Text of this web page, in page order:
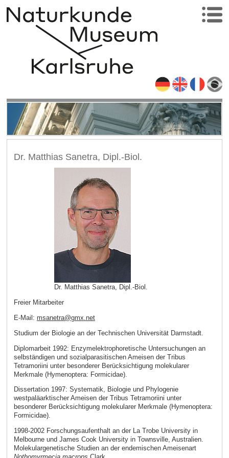
Dr. Matthias Sanetra, Dipl.-Biol.
Dr. Matthias Sanetra, Dipl.-Biol.
Freier Mitarbeiter
E-Mail: msanetra@gmx.net
Studium der Biologie an der Technischen Universität Darmstadt.
Diplomarbeit 1992: Enzymelektrophoretische Untersuchungen an
selbständigen und sozialparasitischen Ameisen der Tribus
Tetramoriini unter besonderer Berücksichtigung molekularer
Merkmale (Hymenoptera: Formicidae).
Dissertation 1997: Systematik, Biologie und Phylogenie
westpaläarktischer Ameisen der Tribus Tetramoriini unter
besonderer Berücksichtigung molekularer Merkmale (Hymenoptera:
Formicidae).
1998-2002 Forschungsaufenthalt an der La Trobe University in
Melbourne und James Cook University in Townsville, Australien.
Molekulargenetische Studien an der endemischen Ameisenart